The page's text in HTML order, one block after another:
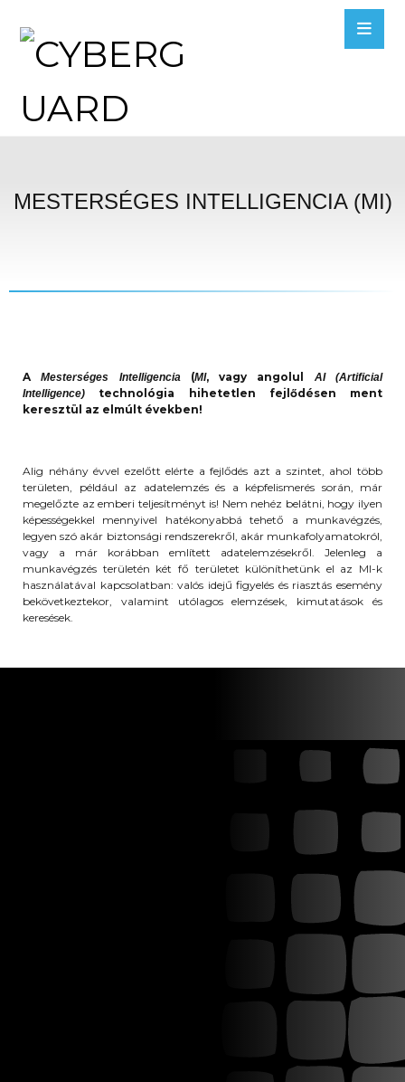
MESTERSÉGES INTELLIGENCIA (MI)
AMesterséges Intelligencia(MI, vagy angolul AI (Artificial
Intelligence) technológia hihetetlen fejlődésen ment
keresztül az elmúlt években!
Alig néhány évvel ezelőtt elérte a fejlődés azt a szintet, ahol több
területen, például az adatelemzés és a képfelismerés során, már
megelőzte az emberi teljesítményt is! Nem nehéz belátni, hogy ilyen
képességekkel mennyivel hatékonyabbá tehető a munkavégzés,
legyen szó akár biztonsági rendszerekről, akár munkafolyamatokról,
vagy a már korábban említett adatelemzésekről. Jelenleg a
munkavégzés területén két fő területet különíthetünk el az MI-k
használatával kapcsolatban: valós idejű figyelés és riasztás esemény
bekövetkeztekor, valamint utólagos elemzések, kimutatások és
keresések.